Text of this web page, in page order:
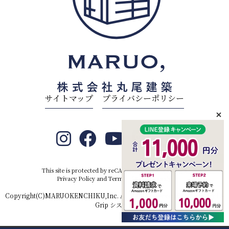
サイトマップ プライバシーポリシー
This site is protected by reCAPTCHA and the Google
Privacy PolicyandTerms of Service
Copyright(C)MARUOKENCHIKU,Inc. All rights reserved.Produced by
Grip システム